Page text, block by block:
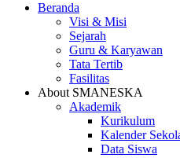
Beranda
Visi & Misi
Sejarah
Guru & Karyawan
Tata Tertib
Fasilitas
About SMANESKA
Akademik
Kurikulum
Kalender
Data Siswa